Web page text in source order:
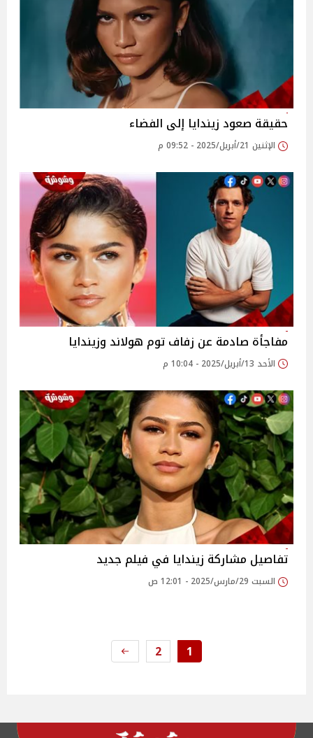
حقيقة صعود زيندايا إلى الفضاء
الإثنين 21/أبريل/2025 - 09:52 م
مفاجأة صادمة عن زفاف توم هولاند وزيندايا
الأحد 13/أبريل/2025 - 10:04 م
تفاصيل مشاركة زيندايا في فيلم جديد
السبت 29/مارس/2025 - 12:01 ص
1
2